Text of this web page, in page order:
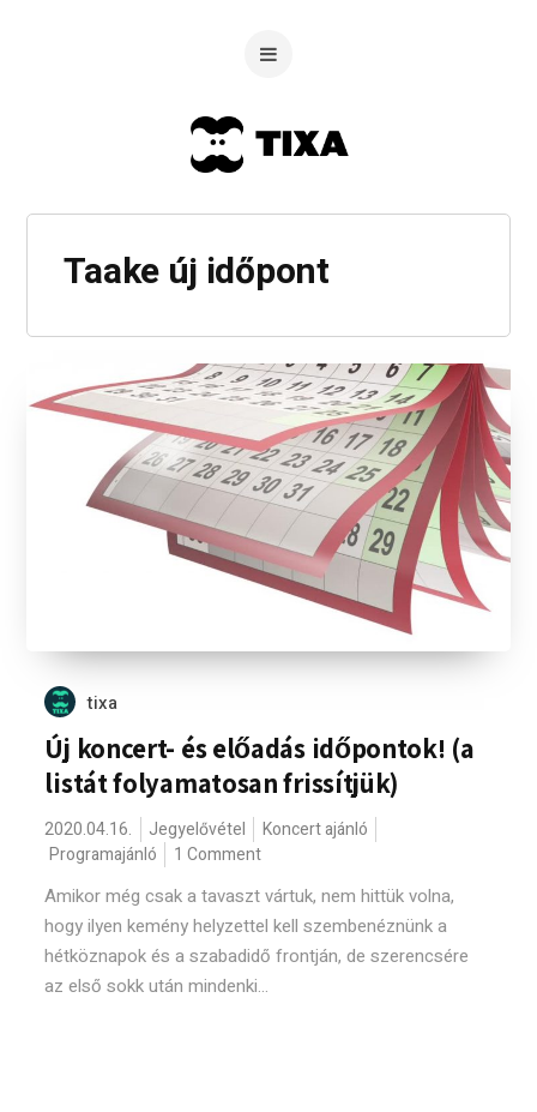
Taake új időpont
tixa
Új koncert- és előadás időpontok! (a
listát folyamatosan frissítjük)
2020.04.16. Jegyelővétel
Koncert ajánló
Programajánló
1 Comment
Amikor még csak a tavaszt vártuk, nem hittük volna,
hogy ilyen kemény helyzettel kell szembenéznünk a
hétköznapok és a szabadidő frontján, de szerencsére
az első sokk után mindenki...